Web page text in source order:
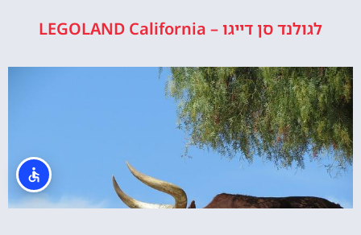
לגולנד סן דייגו – LEGOLAND California